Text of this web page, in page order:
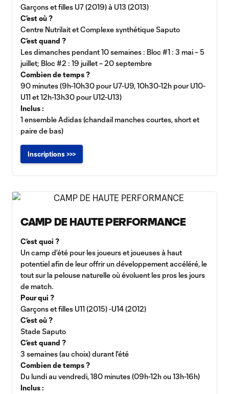
Garçons et filles U7 (2019) à U13 (2013)
C’est où ?
Centre Nutrilait et Complexe synthétique Saputo
C’est quand ?
Les dimanches pendant 10 semaines : Bloc #1 : 3 mai – 5
juillet; Bloc #2 : 19 juillet – 20 septembre
Combien de temps ?
90 minutes (9h-10h30 pour U7-U9, 10h30-12h pour U10-
U11 et 12h-13h30 pour U12-U13)
Inclus :
1 ensemble Adidas (chandail manches courtes, short et
paire de bas)
Inscriptions >>>
CAMP DE HAUTE PERFORMANCE
C’est quoi ?
Un camp d’été pour les joueurs et joueuses à haut
potentiel afin de leur offrir un développement accéléré, le
tout sur la pelouse naturelle où évoluent les pros les jours
de match.
Pour qui ?
Garçons et filles U11 (2015) -U14 (2012)
C’est où ?
Stade Saputo
C’est quand ?
3 semaines (au choix) durant l'été
Combien de temps ?
Du lundi au vendredi, 180 minutes (09h-12h ou 13h-16h)
Inclus :